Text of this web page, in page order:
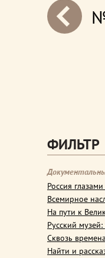
next
ФИЛЬТР
Россия
Всемирное
На пути к
Русский
Сквозь времена
Найти и